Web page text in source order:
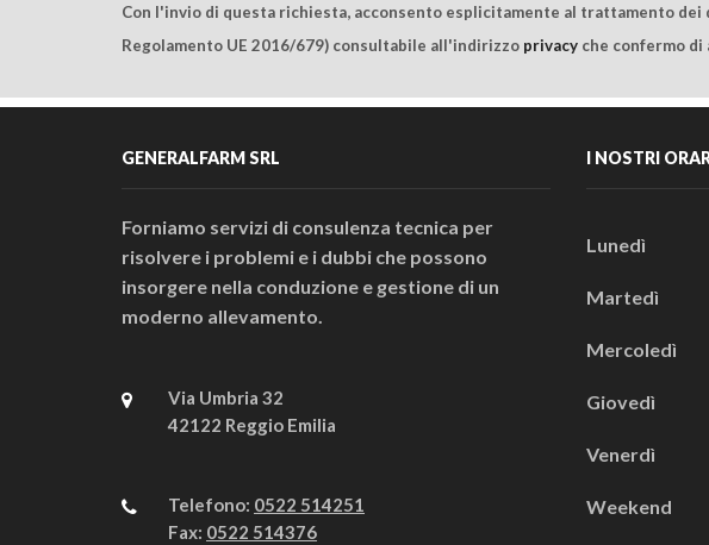
Con l'invio di questa richiesta, acconsento esplicitamente al trattamento
Regolamento UE 2016/679) consultabile all'indirizzo privacy che confermo
GENERALFARM SRL
Forniamo servizi di consulenza tecnica per
risolvere i problemi e i dubbi che possono
insorgere nella conduzione e gestione di un
moderno allevamento.
Via Umbria 32
42122 Reggio Emilia
Telefono: 0522 514251
Fax: 0522 514376
I NOSTRI
Lunedì
Martedì
Mercoledì
Giovedì
Venerdì
Weekend